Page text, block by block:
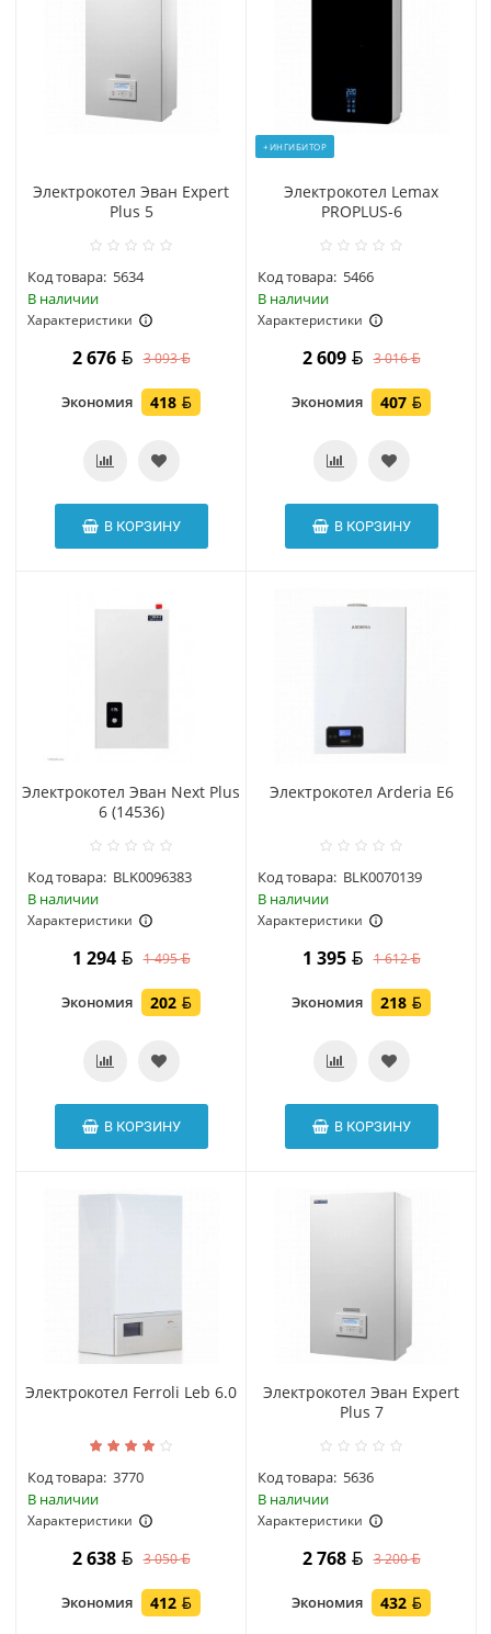
Электрокотел Эван Expert
Plus 5
Код товара: 5634
В наличии
Характеристики
2 676 3 093
Экономия 418
В КОРЗИНУ
+ИНГИБИТОР
Электрокотел Lemax
PROPLUS-6
Код товара: 5466
В наличии
Характеристики
2 609 3 016
Экономия 407
В КОРЗИНУ
Электрокотел Эван Next Plus
6 (14536)
Код товара: BLK0096383
В наличии
Характеристики
1 294 1 495
Экономия 202
В КОРЗИНУ
Электрокотел Arderia E6
Код товара: BLK0070139
В наличии
Характеристики
1 395 1 612
Экономия 218
В КОРЗИНУ
Электрокотел Ferroli Leb 6.0
Код товара: 3770
В наличии
Характеристики
2 638 3 050
Экономия 412
Электрокотел Эван Expert
Plus 7
Код товара: 5636
В наличии
Характеристики
2 768 3 200
Экономия 432